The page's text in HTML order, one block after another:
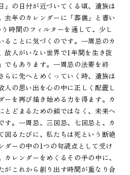
」の日付が近づいてくる頃、遺族は
去年のカレンダーに「葬儀」と書い
時間のフィルターを通して、少し
ることに気づくのです。一周忌のカ
故人がいない世界で1年間を生き抜
でもあります。一周忌の法要を終
らに先へとめくっていく時、遺族は
人の思い出を心の中に正しく配置し
ーを再び描き始める力を得ます。カ
とどまるための鎖ではなく、未来へ
す。一周忌、三回忌、七回忌と、カ
回るたびに、私たちは死という断絶
ダーの中の1つの句読点として受け
レンダーをめくるその手の中に、
がこれから創り出す時間が重なり合